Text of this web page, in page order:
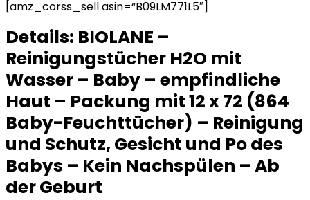
[amz_corss_sell asin=“B09LM771L5″]
Details: BIOLANE –
Reinigungstücher H2O mit
Wasser – Baby – empfindliche
Haut – Packung mit 12 x 72 (864
Baby-Feuchttücher) – Reinigung
und Schutz, Gesicht und Po des
Babys – Kein Nachspülen – Ab
der Geburt